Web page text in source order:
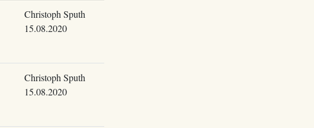
Christoph Sputh
15.08.2020
Christoph Sputh
15.08.2020